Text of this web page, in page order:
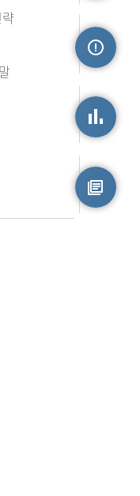
메인으로
원시자료